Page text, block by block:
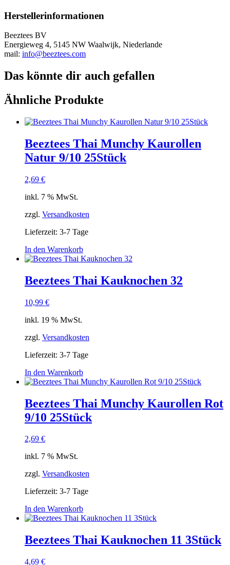
Herstellerinformationen
Beeztees BV
Energieweg 4, 5145 NW Waalwijk, Niederlande
mail: info@beeztees.com
Das könnte dir auch gefallen
Ähnliche Produkte
Beeztees Thai Munchy Kaurollen
Natur 9/10 25Stück
2,69 €
inkl. 7 % MwSt.
zzgl. Versandkosten
Lieferzeit: 3-7 Tage
In den Warenkorb
Beeztees Thai Kauknochen 32
10,99 €
inkl. 19 % MwSt.
zzgl. Versandkosten
Lieferzeit: 3-7 Tage
In den Warenkorb
Beeztees Thai Munchy Kaurollen Rot
9/10 25Stück
2,69 €
inkl. 7 % MwSt.
zzgl. Versandkosten
Lieferzeit: 3-7 Tage
In den Warenkorb
Beeztees Thai Kauknochen 11 3Stück
4,69 €